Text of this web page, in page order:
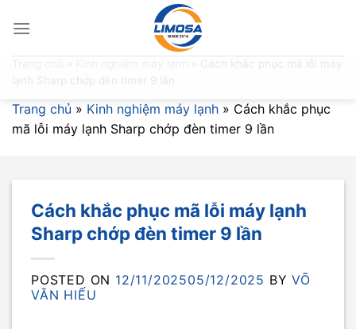
Cách khắc phục mã lỗi máy
lạnh Sharp chớp đèn timer 9 lần
Trang chủ » Kinh nghiệm máy lạnh » Cách khắc phục
mã lỗi máy lạnh Sharp chớp đèn timer 9 lần
Cách khắc phục mã lỗi máy lạnh
Sharp chớp đèn timer 9 lần
POSTED ON 12/11/202505/12/2025 BYVÕ
VĂN HIẾU